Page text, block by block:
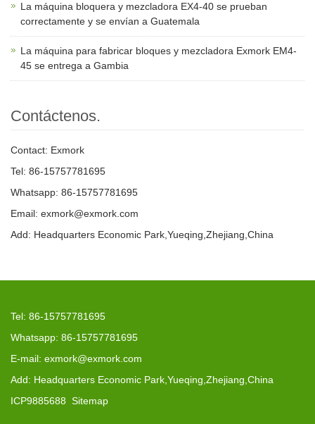
La máquina bloquera y mezcladora EX4-40 se prueban
correctamente y se envían a Guatemala
La máquina para fabricar bloques y mezcladora Exmork EM4-
45 se entrega a Gambia
Contáctenos.
Contact: Exmork
Tel: 86-15757781695
Whatsapp: 86-15757781695
Email: exmork@exmork.com
Add: Headquarters Economic Park,Yueqing,Zhejiang,China
Tel: 86-15757781695
Whatsapp: 86-15757781695
E-mail: exmork@exmork.com
Add: Headquarters Economic Park,Yueqing,Zhejiang,China
ICP9885688 Sitemap